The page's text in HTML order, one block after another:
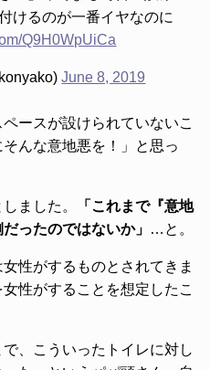
けるのが一番イヤなのに
Q9H0WpUiCa
June 8, 2019
ースが設けられていないこ
んな意地悪を！」と思っ
ました。
「これまで『意地
ったのではないか」 …と。
性がするものとされてきま
性がすることを想定したこ
、こういったトイレに対し